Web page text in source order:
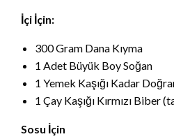
İçi İçin:
300 Gram Dana Kıyma
1 Adet Büyük Boy Soğan
1 Yemek Kaşığı Kadar
1 Çay Kaşığı Kırmızı Biber
Sosu İçin